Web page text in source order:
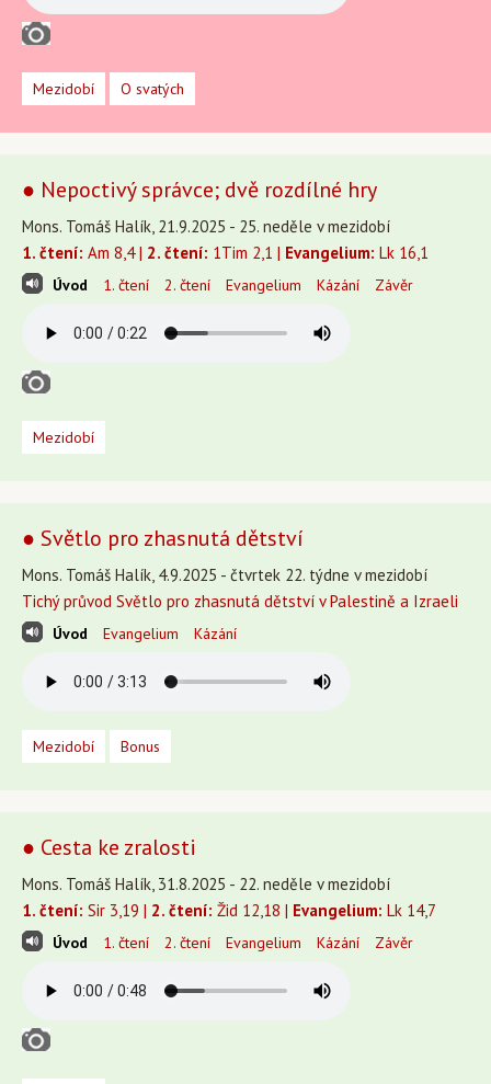
Mezidobí O svatých
● Nepoctivý správce; dvě rozdílné hry
Mons. Tomáš Halík, 21.9.2025 - 25. neděle v mezidobí
1. čtení: Am 8,4 | 2. čtení: 1Tim 2,1 | Evangelium: Lk 16,1
Úvod 1. čtení 2. čtení Evangelium Kázání Závěr
Mezidobí
● Světlo pro zhasnutá dětství
Mons. Tomáš Halík, 4.9.2025 - čtvrtek 22. týdne v mezidobí
Tichý průvod Světlo pro zhasnutá dětství v Palestině a Izraeli
Úvod Evangelium Kázání
Mezidobí Bonus
● Cesta ke zralosti
Mons. Tomáš Halík, 31.8.2025 - 22. neděle v mezidobí
1. čtení: Sir 3,19 | 2. čtení: Žid 12,18 | Evangelium: Lk 14,7
Úvod 1. čtení 2. čtení Evangelium Kázání Závěr